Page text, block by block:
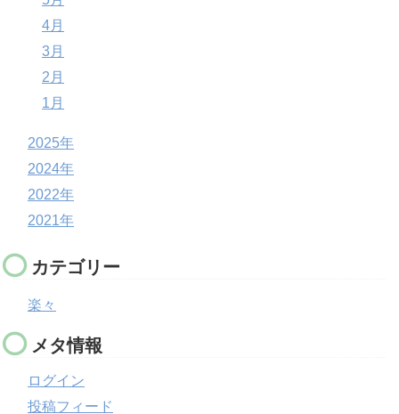
4月
3月
2月
1月
2025年
2024年
2022年
2021年
カテゴリー
楽々
メタ情報
ログイン
投稿フィード